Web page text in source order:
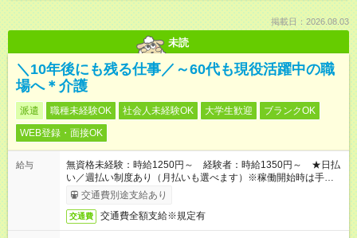
掲載日：2026.08.03
未読
＼10年後にも残る仕事／～60代も現役活躍中の職
場へ＊介護
派遣 職種未経験OK 社会人未経験OK 大学生歓迎
ブランクOK
WEB登録・面接OK
給与
無資格未経験：時給1250円～ 経験者：時給1350円～ ★日払
い／週払い制度あり（月払いも選べます）※稼働開始時は手続き
完了次第のお支払いとなります。
交通費別途支給あり
交通費 交通費全額支給※規定有